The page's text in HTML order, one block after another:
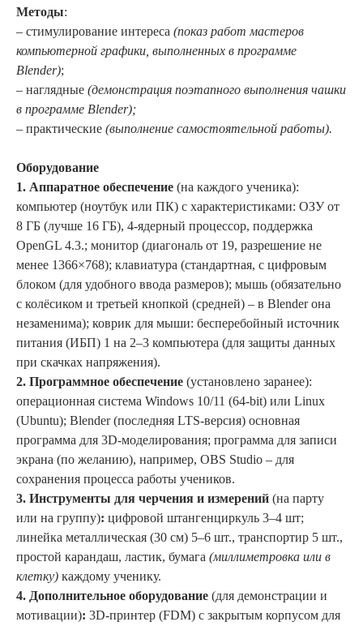
Методы:
– стимулирование интереса (показ работ мастеров
компьютерной графики, выполненных в программе
Blender);
– наглядные (демонстрация поэтапного выполнения чашки
в программе Blender);
– практические (выполнение самостоятельной работы).
Оборудование
1. Аппаратное обеспечение (на каждого ученика):
компьютер (ноутбук или ПК) с характеристиками: ОЗУ от
8 ГБ (лучше 16 ГБ), 4-ядерный процессор, поддержка
OpenGL 4.3.; монитор (диагональ от 19, разрешение не
менее 1366×768); клавиатура (стандартная, с цифровым
блоком (для удобного ввода размеров); мышь (обязательно
с колёсиком и третьей кнопкой (средней) – в Blender она
незаменима); коврик для мыши: бесперебойный источник
питания (ИБП) 1 на 2–3 компьютера (для защиты данных
при скачках напряжения).
2. Программное обеспечение (установлено заранее):
операционная система Windows 10/11 (64‑bit) или Linux
(Ubuntu); Blender (последняя LTS-версия) основная
программа для 3D-моделирования; программа для записи
экрана (по желанию), например, OBS Studio – для
сохранения процесса работы учеников.
3. Инструменты для черчения и измерений (на парту
или на группу): цифровой штангенциркуль 3–4 шт;
линейка металлическая (30 см) 5–6 шт., транспортир 5 шт.,
простой карандаш, ластик, бумага (миллиметровка или в
клетку) каждому ученику.
4. Дополнительное оборудование (для демонстрации и
мотивации): 3D-принтер (FDM) с закрытым корпусом для